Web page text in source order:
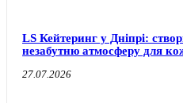
LS Кейтеринг у Дніпрі:
незабутню атмосферу для
27.07.2026